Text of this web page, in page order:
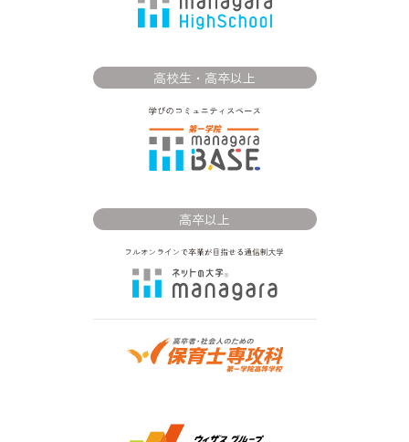
高校生・高卒以上
高卒以上